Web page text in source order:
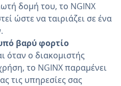
δομή του, το NGINX
ώστε να ταιριάζει σε ένα
βαρύ φορτίο
όταν ο διακομιστής
το NGINX παραμένει
τις υπηρεσίες σας